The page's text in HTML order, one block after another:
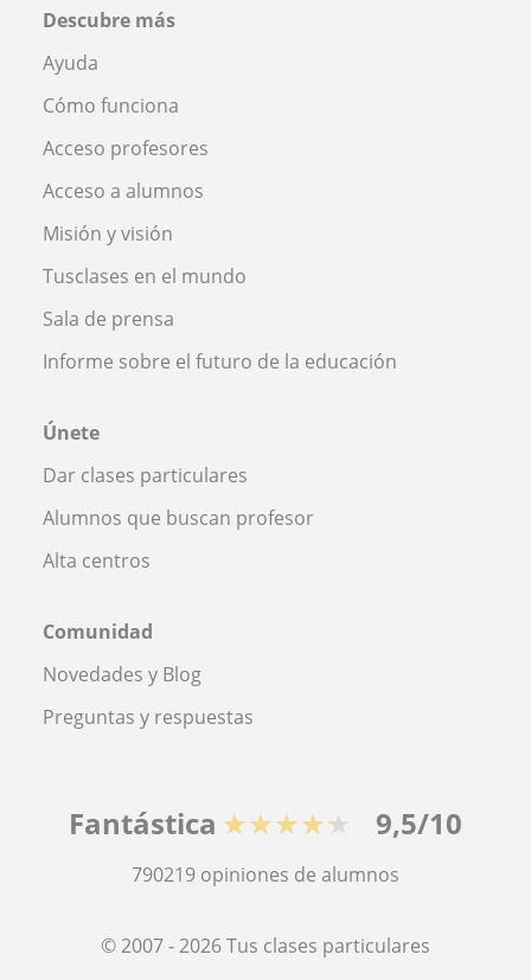
Descubre más
Ayuda
Cómo funciona
Acceso profesores
Acceso a alumnos
Misión y visión
Tusclases en el mundo
Sala de prensa
Informe sobre el futuro de la educación
Únete
Dar clases particulares
Alumnos que buscan profesor
Alta centros
Comunidad
Novedades y Blog
Preguntas y respuestas
Fantástica ★★★★★ 9,5/10
790219 opiniones de alumnos
© 2007 - 2026 Tus clases particulares